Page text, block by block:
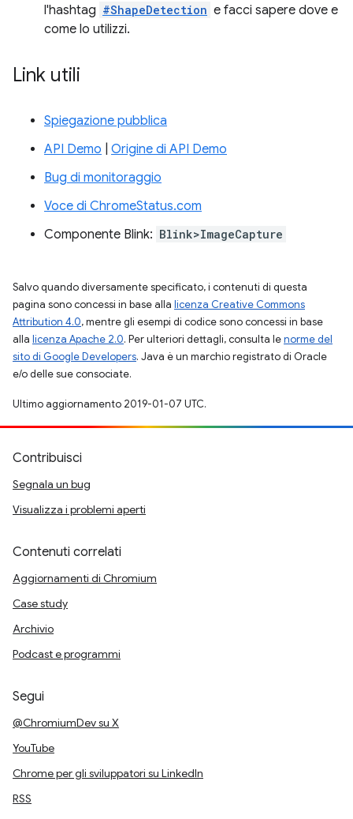
l'hashtag #ShapeDetection e facci sapere dove e
come lo utilizzi.
Link utili
Spiegazione pubblica
API Demo
Origine di API Demo
Bug di monitoraggio
Voce di ChromeStatus.com
Componente Blink: Blink>ImageCapture
Salvo quando diversamente specificato, i contenuti di questa
pagina sono concessi in base alla licenza Creative Commons
Attribution 4.0, mentre gli esempi di codice sono concessi in base
alla licenza Apache 2.0. Per ulteriori dettagli, consulta lenorme del
sito di Google Developers. Java è un marchio registrato di Oracle
e/o delle sue consociate.
Ultimo aggiornamento 2019-01-07 UTC.
Contribuisci
Segnala un bug
Visualizza i problemi aperti
Contenuti correlati
Aggiornamenti di Chromium
Case study
Archivio
Podcast e programmi
Segui
@ChromiumDev su X
YouTube
Chrome per gli sviluppatori su LinkedIn
RSS